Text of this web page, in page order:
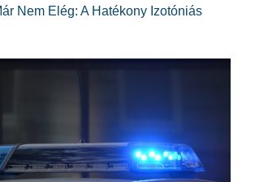
Nem Elég: A Hatékony Izotóniás